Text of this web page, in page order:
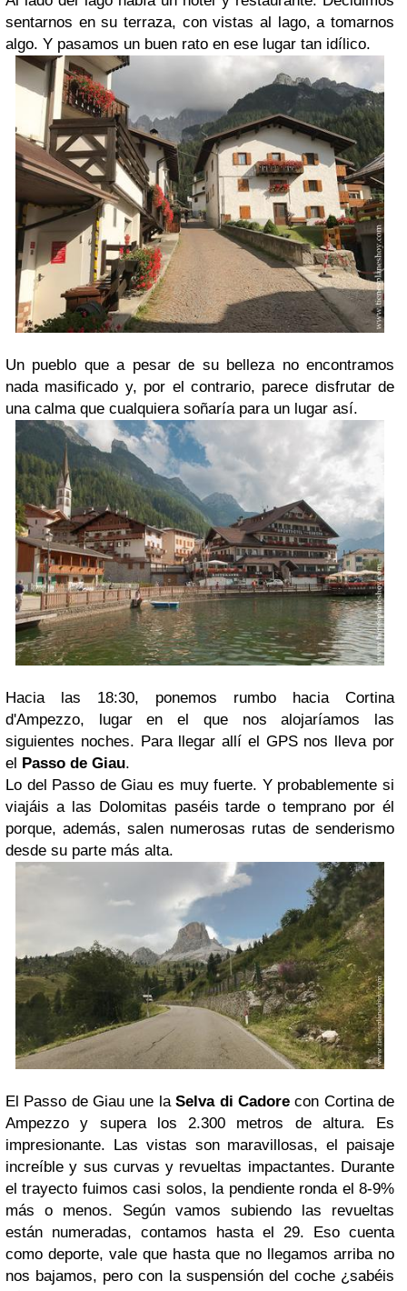
sentarnos en su terraza, con vistas al lago, a tomarnos
algo. Y pasamos un buen rato en ese lugar tan idílico.
Un pueblo que a pesar de su belleza no encontramos
nada masificado y, por el contrario, parece disfrutar de
una calma que cualquiera soñaría para un lugar así.
Hacia las 18:30, ponemos rumbo hacia Cortina
d'Ampezzo, lugar en el que nos alojaríamos las
siguientes noches. Para llegar allí el GPS nos lleva por
el Passo de Giau.
Lo del Passo de Giau es muy fuerte. Y probablemente si
viajáis a las Dolomitas paséis tarde o temprano por él
porque, además, salen numerosas rutas de senderismo
desde su parte más alta.
El Passo de Giau une laSelva di Cadorecon Cortina de
Ampezzo y supera los 2.300 metros de altura. Es
impresionante. Las vistas son maravillosas, el paisaje
increíble y sus curvas y revueltas impactantes. Durante
el trayecto fuimos casi solos, la pendiente ronda el 8-9%
más o menos. Según vamos subiendo las revueltas
están numeradas, contamos hasta el 29. Eso cuenta
como deporte, vale que hasta que no llegamos arriba no
nos bajamos, pero con la suspensión del coche ¿sabéis